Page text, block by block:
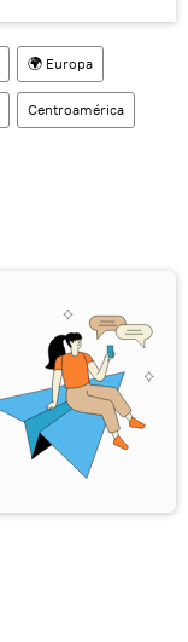
🌍 Europa
Centroamérica